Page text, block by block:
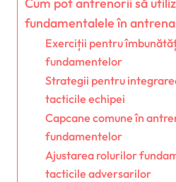
fundamentalele în
Exerciții pentru
fundamentelor
Strategii pentru
tacticile echipei
Capcane comune în
fundamentelor
Ajustarea rolurilor
tacticile adversarilor